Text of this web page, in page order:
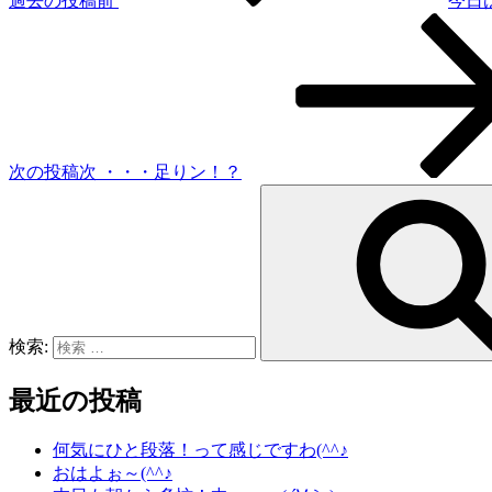
次の投稿次 ・・・足りン！？
検索:
最近の投稿
何気にひと段落！って感じですわ(^^♪
おはよぉ～(^^♪